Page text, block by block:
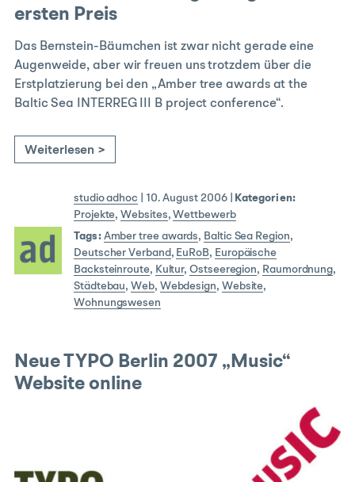
ersten Preis
Das Bernstein-Bäumchen ist zwar nicht gerade eine
Augenweide, aber wir freuen uns trotzdem über die
Erstplatzierung bei den „Amber tree awards at the
Baltic Sea INTERREG III B project conference“.
Weiterlesen >
studio adhoc 10. August 2006|
Kategorien:
Projekte,Websites,Wettbewerb
Tags: Amber tree awards, Baltic Sea Region,
Deutscher Verband , EuRoB, Europäische
Backsteinroute, Kultur,Ostseeregion, Raumordnung,
Städtebau,Web, Webdesign, Website,
Wohnungswesen
Neue TYPO Berlin 2007 „Music“
Website online